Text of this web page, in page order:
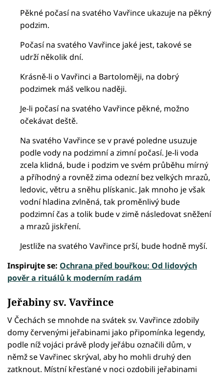
Pěkné počasí na svatého Vavřince ukazuje na pěkný
podzim.
Počasí na svatého Vavřince jaké jest, takové se
udrží několik dní.
Krásně-li o Vavřinci a Bartoloměji, na dobrý
podzimek máš velkou naději.
Je-li počasí na svatého Vavřince pěkné, možno
očekávat deště.
Na svatého Vavřince se v pravé poledne usuzuje
podle vody na podzimní a zimní počasí. Je-li voda
zcela klidná, bude i podzim ve svém průběhu mírný
a příhodný a rovněž zima odezní bez velkých mrazů,
ledovic, větru a sněhu plískanic. Jak mnoho je však
vodní hladina zvlněná, tak proměnlivý bude
podzimní čas a tolik bude v zimě následovat sněžení
a mrazů jiskření.
Jestliže na svatého Vavřince prší, bude hodně myší.
Inspirujte se: Ochrana před bouřkou: Od lidových
pověr a rituálů k moderním radám
Jeřabiny sv. Vavřince
V Čechách se mnohde na svátek sv. Vavřince zdobily
domy červenými jeřabinami jako připomínka legendy,
podle níž vojáci právě plody jeřábu označili dům, v
němž se Vavřinec skrýval, aby ho mohli druhý den
zatknout. Místní křesťané v noci ozdobili jeřabinami